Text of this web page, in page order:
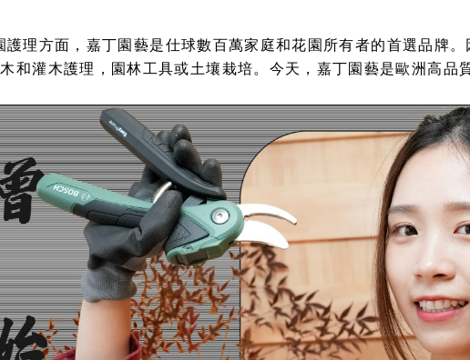
理方面，嘉丁園藝是仕球數百萬家庭和花園所有者的首選品牌
和灌木護理，園林工具或土壤栽培。今天，嘉丁園藝是歐洲高